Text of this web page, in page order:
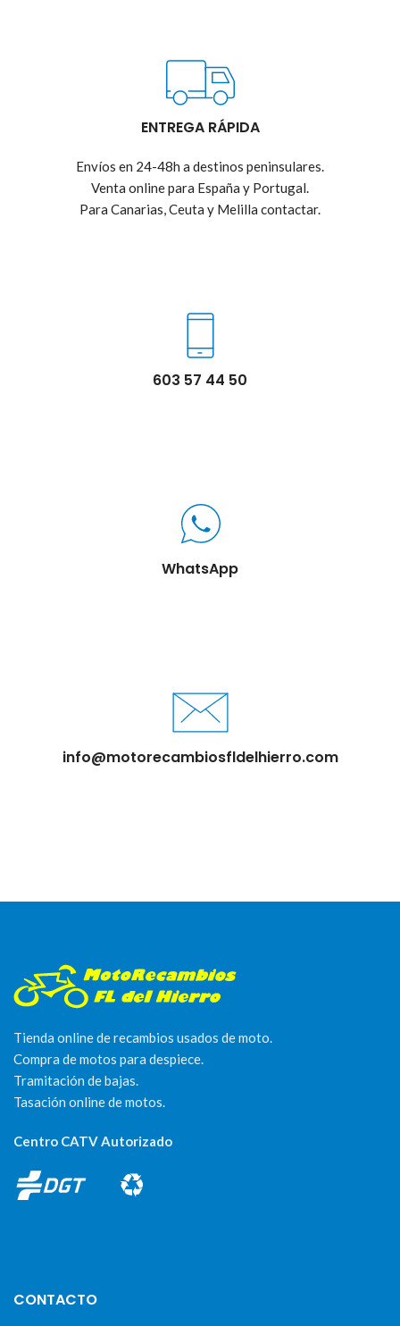
ENTREGA RÁPIDA
Envíos en 24-48h a destinos peninsulares.
Venta online para España y Portugal.
Para Canarias, Ceuta y Melilla contactar.
603 57 44 50
WhatsApp
info@motorecambiosfldelhierro.com
Tienda online de recambios usados de moto.
Compra de motos para despiece.
Tramitación de bajas.
Tasación online de motos.
Centro CATV Autorizado
CONTACTO